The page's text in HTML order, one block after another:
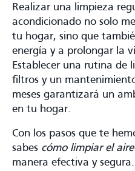
Realizar una limpieza
acondicionado no solo
tu hogar, sino que
energía y a prolongar la
Establecer una rutina de
filtros y un
meses garantizará un
en tu hogar.
Con los pasos que te
sabes cómo limpiar el
manera efectiva y